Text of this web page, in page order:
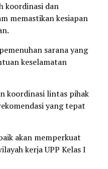
koordinasi dan
memastikan kesiapan
sarana yang
keselamatan
koordinasi lintas pihak
yang tepat
akan memperkuat
kerja UPP Kelas I